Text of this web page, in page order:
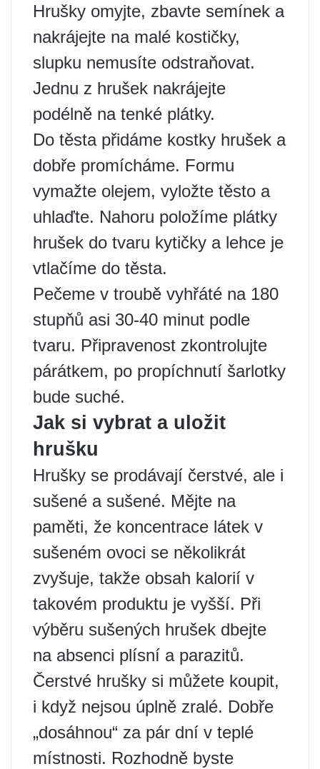
Hrušky omyjte, zbavte semínek a
nakrájejte na malé kostičky,
slupku nemusíte odstraňovat.
Jednu z hrušek nakrájejte
podélně na tenké plátky.
Do těsta přidáme kostky hrušek a
dobře promícháme. Formu
vymažte olejem, vyložte těsto a
uhlaďte. Nahoru položíme plátky
hrušek do tvaru kytičky a lehce je
vtlačíme do těsta.
Pečeme v troubě vyhřáté na 180
stupňů asi 30-40 minut podle
tvaru. Připravenost zkontrolujte
párátkem, po propíchnutí šarlotky
bude suché.
Jak si vybrat a uložit
hrušku
Hrušky se prodávají čerstvé, ale i
sušené a sušené. Mějte na
paměti, že koncentrace látek v
sušeném ovoci se několikrát
zvyšuje, takže obsah kalorií v
takovém produktu je vyšší. Při
výběru sušených hrušek dbejte
na absenci plísní a parazitů.
Čerstvé hrušky si můžete koupit,
i když nejsou úplně zralé. Dobře
„dosáhnou“ za pár dní v teplé
místnosti. Rozhodně byste